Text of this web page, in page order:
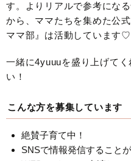
す。よりリアルで参考にな
から、ママたちを集めた公
ママ部』は活動しています♡
一緒に4yuuuを盛り上げて
い！
こんな方を募集しています
絶賛子育て中！
SNSで情報発信すること